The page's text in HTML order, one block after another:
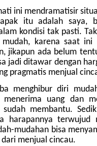
ini mendramatisir
itu adalah saya,
kondisi tak pasti.
karena saat
jikapun ada belum
jadi ditawar dengan
pragmatis menjual
menghibur diri
uang dan
membantu.
harapannya terwujud
mudahan bisa
menjual cincau.